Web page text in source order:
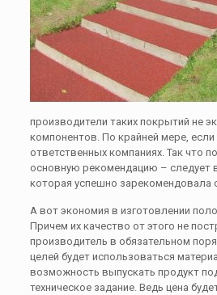
производители таких покрытий не
компонентов. По крайней мере, если
ответственных компаниях. Так что
основную рекомендацию – следует
которая успешно зарекомендовала
А вот экономия в изготовлении
Причем их качество от этого не
производитель в обязательном
целей будет использоваться
возможность выпускать продукт
техническое задание. Ведь цена